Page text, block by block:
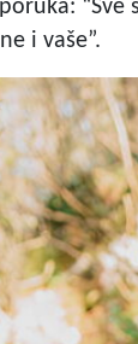
“Sve
i vaše”.